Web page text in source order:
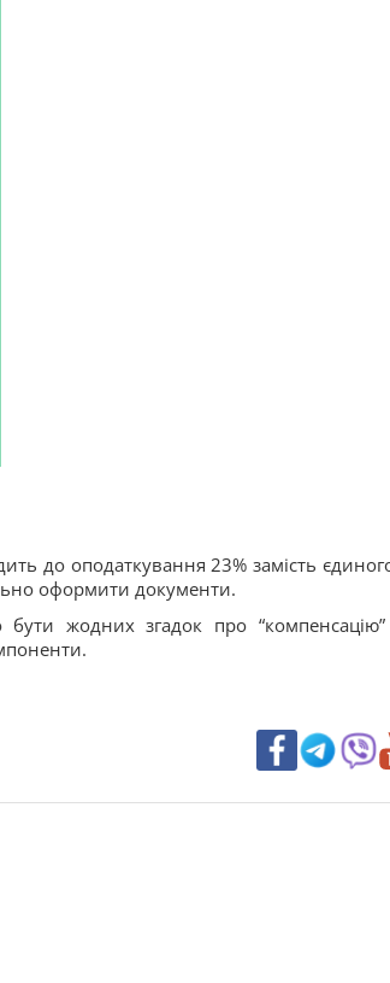
до оподаткування 23% замість
оформити документи.
жодних згадок про